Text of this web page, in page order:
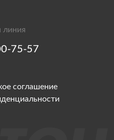
линия
75-57
соглашение